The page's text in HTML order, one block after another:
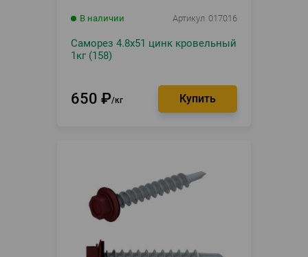
В наличии Артикул 017016
Саморез 4.8х51 цинк кровельный
1кг (158)
650 ₽ кг